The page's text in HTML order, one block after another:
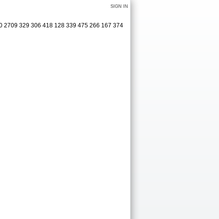
SIGN IN
2709 329 306 418 128 339 475 266 167 374